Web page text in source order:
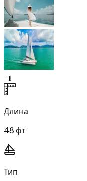
+1
Длина
48 фт
Тип